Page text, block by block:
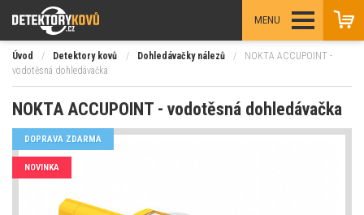
MENU
Úvod / Detektory kovů / Dohledávačky nálezů /
NOKTA ACCUPOINT -
vodotěsná dohledávačka
NOKTA ACCUPOINT - vodotěsná dohledávačka
DOPRAVA ZDARMA
NOVINKA